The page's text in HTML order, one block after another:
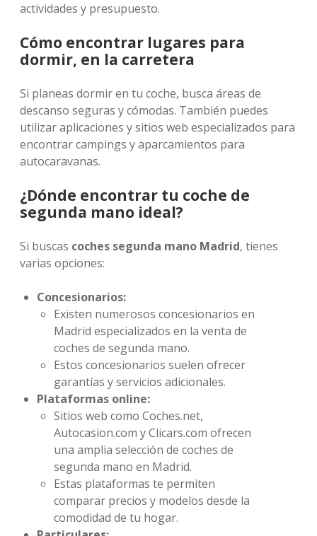
actividades y presupuesto.
Cómo encontrar lugares para
dormir, en la carretera
Si planeas dormir en tu coche, busca áreas de
descanso seguras y cómodas. También puedes
utilizar aplicaciones y sitios web especializados para
encontrar campings y aparcamientos para
autocaravanas.
¿Dónde encontrar tu coche de
segunda mano ideal?
Si buscas coches segunda mano Madrid, tienes
varias opciones:
Concesionarios:
Existen numerosos concesionarios en
Madrid especializados en la venta de
coches de segunda mano.
Estos concesionarios suelen ofrecer
garantías y servicios adicionales.
Plataformas online:
Sitios web como Coches.net,
Autocasion.com y Clicars.com ofrecen
una amplia selección de coches de
segunda mano en Madrid.
Estas plataformas te permiten
comparar precios y modelos desde la
comodidad de tu hogar.